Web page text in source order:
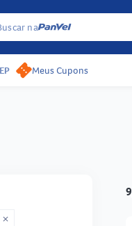
na
Meus Cupons
close
9